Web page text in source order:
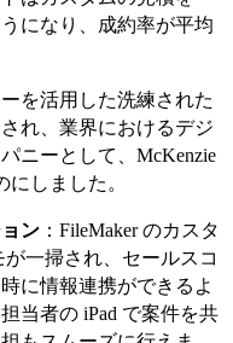
になり、成約率が平均
を活用した洗練された
れ、業界におけるデジ
ニーとして、McKenzie
しました。
ン ：FileMaker のカスタ
一掃され、セールスコ
に情報連携ができるよ
当者の iPad で案件を共